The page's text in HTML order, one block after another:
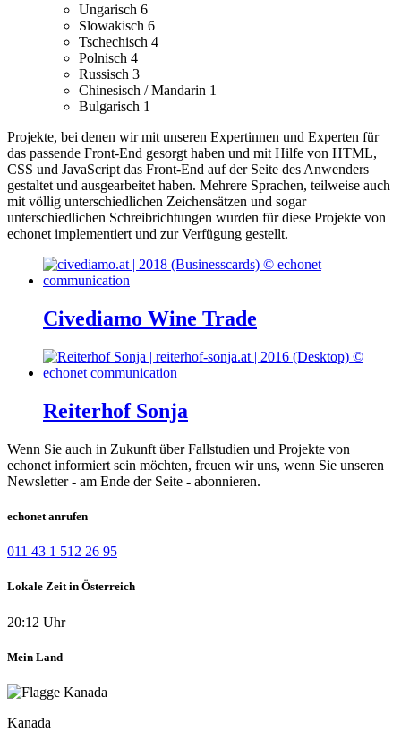
Ungarisch 6
Slowakisch 6
Tschechisch 4
Polnisch 4
Russisch 3
Chinesisch / Mandarin 1
Bulgarisch 1
Projekte, bei denen wir mit unseren Expertinnen und Experten für
das passende Front-End gesorgt haben und mit Hilfe von HTML,
CSS und JavaScript das Front-End auf der Seite des Anwenders
gestaltet und ausgearbeitet haben. Mehrere Sprachen, teilweise auch
mit völlig unterschiedlichen Zeichensätzen und sogar
unterschiedlichen Schreibrichtungen wurden für diese Projekte von
echonet implementiert und zur Verfügung gestellt.
Civediamo Wine Trade
Reiterhof Sonja
Wenn Sie auch in Zukunft über Fallstudien und Projekte von
echonet informiert sein möchten, freuen wir uns, wenn Sie unseren
Newsletter - am Ende der Seite - abonnieren.
echonet anrufen
011 43 1 512 26 95
Lokale Zeit in Österreich
20:12 Uhr
Mein Land
Kanada